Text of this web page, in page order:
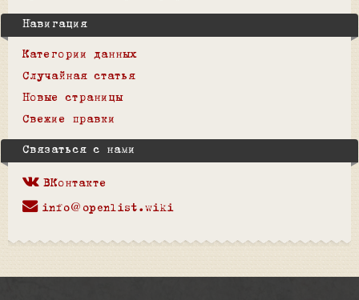
Навигация
Категории данных
Случайная статья
Новые страницы
Свежие правки
Связаться с нами
ВКонтакте
info@openlist.wiki